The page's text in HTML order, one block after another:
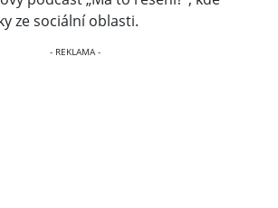
ze sociální oblasti.